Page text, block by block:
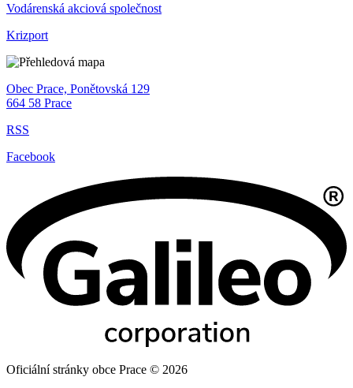
Vodárenská akciová společnost
Krizport
Obec Prace, Ponětovská 129
664 58 Prace
RSS
Facebook
Oficiální stránky obce Prace © 2026